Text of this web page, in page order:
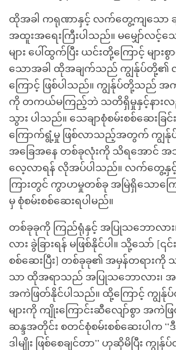
ထိုအခါ ကရုဏာနှင့် လက်တွေ့ကျသော
အထူးအရေးကြီးပါသည်။ မမျှော်လင့်
များ ပေါ်ထွက်ပြီး ယင်းတို့ကြောင့် များ
သောအခါ ထိုအချက်သည် ကျွန်ုပ်တို့၏
ကြောင့် ဖြစ်ပါသည်။ ကျွန်ုပ်တို့သည် အ
ကို တကယ်မကြည့်ဘဲ သတိရှိမှုနှင့်နားလ
သွား ပါသည်။ သေချာစုံစမ်းစစ်ဆေးခြင်
ကြောက်ရွံ့မှု ဖြစ်လာသည့်အတွက် ကျွ
အခြေအနေ တစ်ခုလုံးကို သိရအောင်
လေ့လာရန် လိုအပ်ပါသည်။ လက်တွေ့နှင့်
ကြားတွင် ကွာဟမှုတစ်ခု အမြဲရှိသောကြ
မှ စုံစမ်းစစ်ဆေးရပါမည်။
တစ်ခုခုကို ကြည်ရုံနှင့် အပြုသဘောလာ
လား ခွဲခြားရန် မဖြစ်နိုင်ပါ။ သို့သော် [၎
စစ်ဆေးပြီး] တစ်ခုခု၏ အမှန်တရားကို
သာ ထိုအရာသည် အပြုသဘောလား၊ အ
အကဲဖြတ်နိုင်ပါသည်။ ထို့ကြောင့် ကျွန်ု
များကို ကျိုးကြောင်းဆီလျော်စွာ အကဲ
ဆန္ဒအတိုင်း စတင်စုံစမ်းစစ်ဆေးပါက ‘‘
ဒါမျိုး ဖြစ်စေချင်တာ’’ ဟုဆိုမိပြီး ကျွ